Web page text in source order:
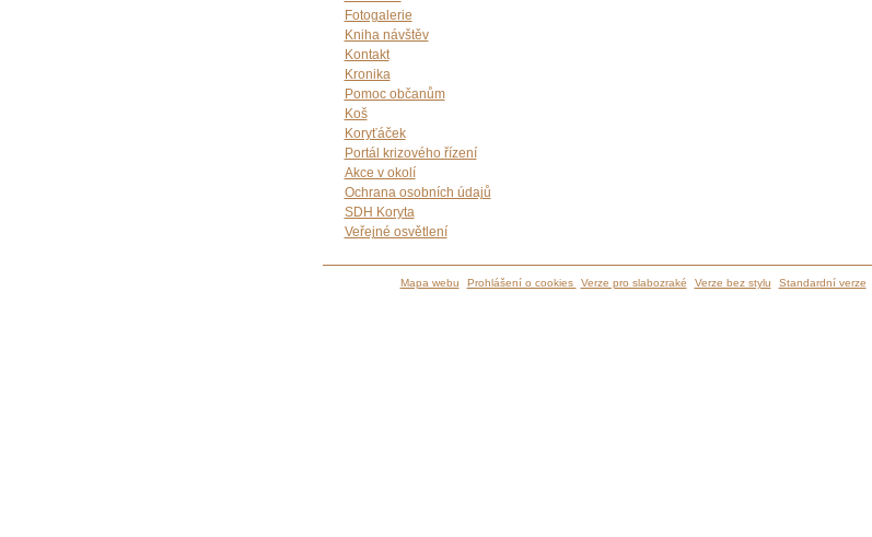
Fotogalerie
Kniha návštěv
Kontakt
Kronika
Pomoc občanům
Koš
Koryťáček
Portál krizového řízení
Akce v okolí
Ochrana osobních údajů
SDH Koryta
Veřejné osvětlení
Mapa webu Prohlášení o cookies Verze pro slabozraké Verze bez stylu Standardní verze